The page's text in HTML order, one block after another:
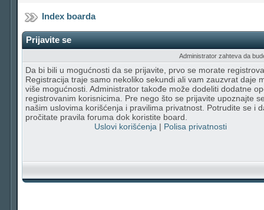
Index boarda
Prijavite se
Administrator zahteva da
Da bi bili u mogućnosti da se prijavite, prvo se morate
Registracija traje samo nekoliko sekundi ali vam zauzvrat daje
više mogućnosti. Administrator takođe može dodeliti dodatne
registrovanim korisnicima. Pre nego što se prijavite upoznajte
našim uslovima korišćenja i pravilima privatnost. Potrudite se i
pročitate pravila foruma dok koristite board.
Uslovi korišćenja | Polisa privatnosti